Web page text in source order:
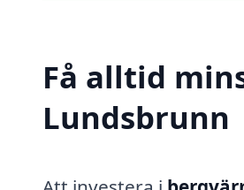
Få alltid
Lundsbrunn